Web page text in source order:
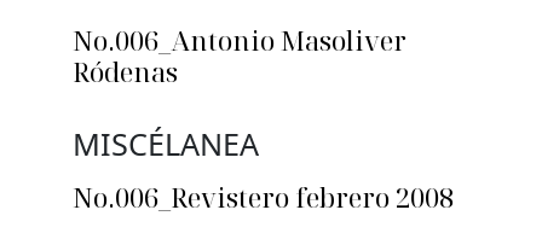
No.006_Antonio Masoliver
Ródenas
MISCÉLANEA
No.006_Revistero febrero 2008